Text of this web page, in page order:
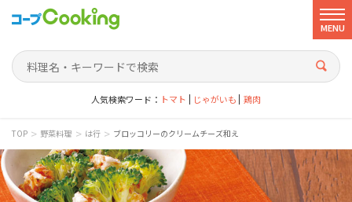
MENU
人気検索ワード： トマト じゃがいも 鶏肉
TOP > 野菜料理 > は行 > ブロッコリーのクリームチーズ和え